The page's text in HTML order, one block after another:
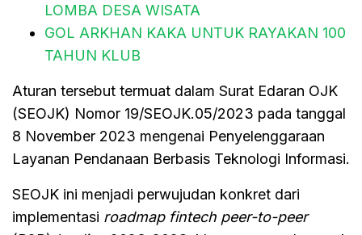
LOMBA DESA WISATA
GOL ARKHAN KAKA UNTUK RAYAKAN 100
TAHUN KLUB
Aturan tersebut termuat dalam Surat Edaran OJK
(SEOJK) Nomor 19/SEOJK.05/2023 pada tanggal
8 November 2023 mengenai Penyelenggaraan
Layanan Pendanaan Berbasis Teknologi Informasi.
SEOJK ini menjadi perwujudan konkret dari
implementasi roadmap fintech peer-to-peer